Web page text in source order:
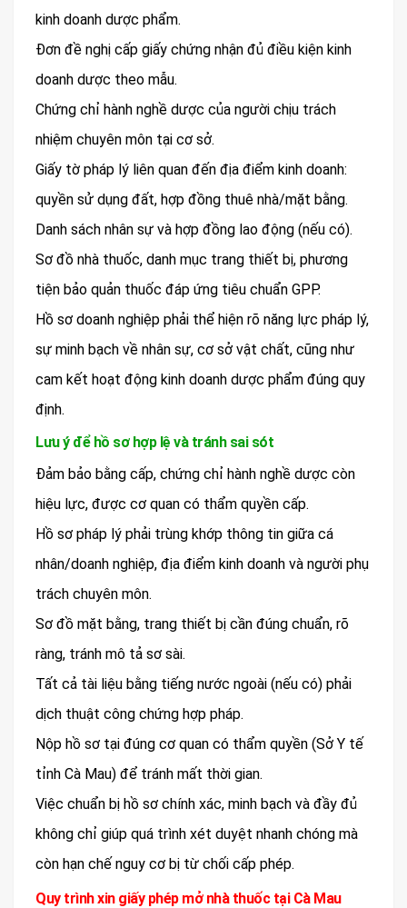
kinh doanh dược phẩm.
Đơn đề nghị cấp giấy chứng nhận đủ điều kiện kinh
doanh dược theo mẫu.
Chứng chỉ hành nghề dược của người chịu trách
nhiệm chuyên môn tại cơ sở.
Giấy tờ pháp lý liên quan đến địa điểm kinh doanh:
quyền sử dụng đất, hợp đồng thuê nhà/mặt bằng.
Danh sách nhân sự và hợp đồng lao động (nếu có).
Sơ đồ nhà thuốc, danh mục trang thiết bị, phương
tiện bảo quản thuốc đáp ứng tiêu chuẩn GPP.
Hồ sơ doanh nghiệp phải thể hiện rõ năng lực pháp lý,
sự minh bạch về nhân sự, cơ sở vật chất, cũng như
cam kết hoạt động kinh doanh dược phẩm đúng quy
định.
Lưu ý để hồ sơ hợp lệ và tránh sai sót
Đảm bảo bằng cấp, chứng chỉ hành nghề dược còn
hiệu lực, được cơ quan có thẩm quyền cấp.
Hồ sơ pháp lý phải trùng khớp thông tin giữa cá
nhân/doanh nghiệp, địa điểm kinh doanh và người phụ
trách chuyên môn.
Sơ đồ mặt bằng, trang thiết bị cần đúng chuẩn, rõ
ràng, tránh mô tả sơ sài.
Tất cả tài liệu bằng tiếng nước ngoài (nếu có) phải
dịch thuật công chứng hợp pháp.
Nộp hồ sơ tại đúng cơ quan có thẩm quyền (Sở Y tế
tỉnh Cà Mau) để tránh mất thời gian.
Việc chuẩn bị hồ sơ chính xác, minh bạch và đầy đủ
không chỉ giúp quá trình xét duyệt nhanh chóng mà
còn hạn chế nguy cơ bị từ chối cấp phép.
Quy trình xin giấy phép mở nhà thuốc tại Cà Mau